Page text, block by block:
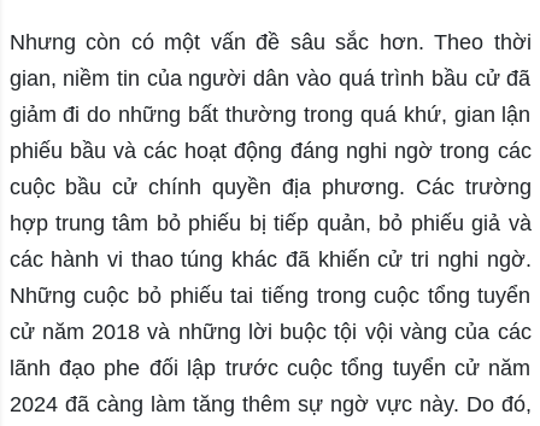
Nhưng còn có một vấn đề sâu sắc hơn. Theo thời
gian, niềm tin của người dân vào quá trình bầu cử đã
giảm đi do những bất thường trong quá khứ, gian lận
phiếu bầu và các hoạt động đáng nghi ngờ trong các
cuộc bầu cử chính quyền địa phương. Các trường
hợp trung tâm bỏ phiếu bị tiếp quản, bỏ phiếu giả và
các hành vi thao túng khác đã khiến cử tri nghi ngờ.
Những cuộc bỏ phiếu tai tiếng trong cuộc tổng tuyển
cử năm 2018 và những lời buộc tội vội vàng của các
lãnh đạo phe đối lập trước cuộc tổng tuyển cử năm
2024 đã càng làm tăng thêm sự ngờ vực này. Do đó,